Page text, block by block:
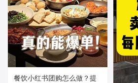
餐饮小红书团购怎么做？提